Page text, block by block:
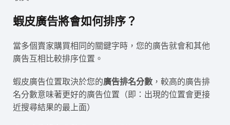
蝦皮廣告將會如何排序？
當多個賣家購買相同的關鍵字時，您的廣告就會和其他
廣告互相比較排序位置。
蝦皮廣告位置取決於您的廣告排名分數 ，較高的廣告排
名分數意味著更好的廣告位置（即：出現的位置會更接
近搜尋結果的最上面）